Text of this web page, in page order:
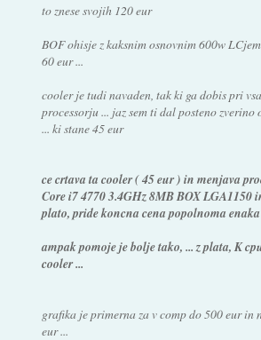
to znese svojih 120 eur
BOF ohisje z kaksnim osnovnim 600w
60 eur ...
cooler je tudi navaden, tak ki ga dobis pri
processorju ... jaz sem ti dal posteno
... ki stane 45 eur
ce crtava ta cooler ( 45 eur ) in menjava
Core i7 4770 3.4GHz 8MB BOX LGA1150
plato, pride koncna cena popolnoma enaka
ampak pomoje je bolje tako, ... z plata, K
cooler ...
grafika je primerna za v comp do 500 eur in
eur ...